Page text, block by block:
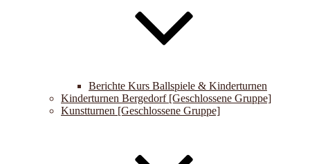
Berichte Kurs Ballspiele & Kinderturnen
Kinderturnen Bergedorf [Geschlossene Gruppe]
Kunstturnen [Geschlossene Gruppe]